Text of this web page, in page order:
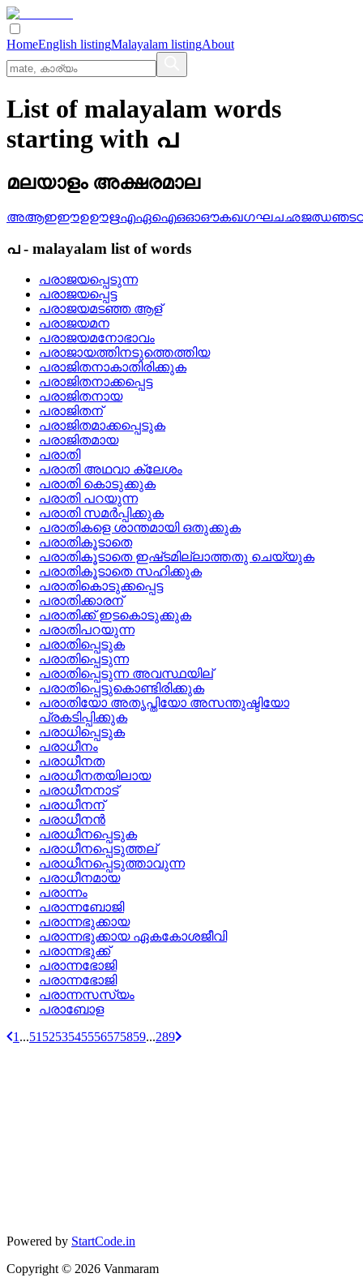
HomeEnglish listingMalayalam listingAbout
List of malayalam words
starting with പ
മലയാളം അക്ഷരമാല
അആഇഈഉഊഋഎഏഐഒഓഔകഖഗഘചഛജഝഞട
പ- malayalam list of words
പരാജയപ്പെടുന്ന
പരാജയപ്പെട്ട
പരാജയമടഞ്ഞ ആള്
പരാജയമന
പരാജയമനോഭാവം
പരാജായത്തിനടുത്തെത്തിയ
പരാജിതനാകാതിരിക്കുക
പരാജിതനാക്കപ്പെട്ട
പരാജിതനായ
പരാജിതന്
പരാജിതമാക്കപ്പെടുക
പരാജിതമായ
പരാതി
പരാതി അഥവാ ക്ലേശം
പരാതി കൊടുക്കുക
പരാതി പറയുന്ന
പരാതി സമര്‍പ്പിക്കുക
പരാതികളെ ശാന്തമായി ഒതുക്കുക
പരാതികൂടാതെ
പരാതികൂടാതെ ഇഷ്‌ടമില്ലാത്തതു ചെയ്യുക
പരാതികൂടാതെ സഹിക്കുക
പരാതികൊടുക്കപ്പെട്ട
പരാതിക്കാരന്
പരാതിക്ക്‌ ഇടകൊടുക്കുക
പരാതിപറയുന്ന
പരാതിപ്പെടുക
പരാതിപ്പെടുന്ന
പരാതിപ്പെടുന്ന അവസ്ഥയില്
പരാതിപ്പെട്ടുകൊണ്ടിരിക്കുക
പരാതിയോ അതൃപ്തിയോ അസന്തുഷ്ടിയോ
പ്രകടിപ്പിക്കുക
പരാധിപ്പെടുക
പരാധീനം
പരാധീനത
പരാധീനതയിലായ
പരാധീനനാട്
പരാധീനന്
പരാധീനന്‍
പരാധീനപ്പെടുക
പരാധീനപ്പെടുത്തല്
പരാധീനപ്പെടുത്താവുന്ന
പരാധീനമായ
പരാന്നം
പരാന്നബോജി
പരാന്നഭുക്കായ
പരാന്നഭുക്കായ ഏകകോശജീവി
പരാന്നഭുക്ക്
പരാന്നഭോജി
പരാന്നഭോജി
പരാന്നസസ്യം
പരാബോള
1 ...51 5253545556575859...289
Powered by StartCode.in
Copyright © 2026 Vanmaram